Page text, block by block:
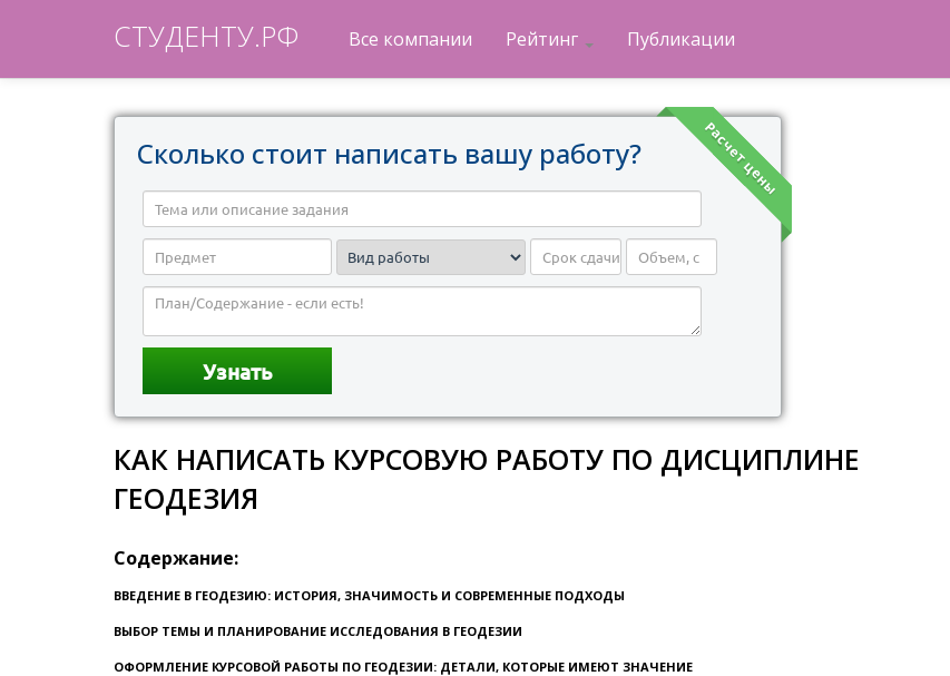
СТУДЕНТУ.РФ Все компании Рейтинг Публикации
Расчет цены
Сколько стоит написать вашу работу?
КАК НАПИСАТЬ КУРСОВУЮ РАБОТУ ПО ДИСЦИПЛИНЕ
ГЕОДЕЗИЯ
Содержание:
ВВЕДЕНИЕ В ГЕОДЕЗИЮ: ИСТОРИЯ, ЗНАЧИМОСТЬ И СОВРЕМЕННЫЕ ПОДХОДЫ
ВЫБОР ТЕМЫ И ПЛАНИРОВАНИЕ ИССЛЕДОВАНИЯ В ГЕОДЕЗИИ
ОФОРМЛЕНИЕ КУРСОВОЙ РАБОТЫ ПО ГЕОДЕЗИИ: ДЕТАЛИ, КОТОРЫЕ ИМЕЮТ ЗНАЧЕНИЕ